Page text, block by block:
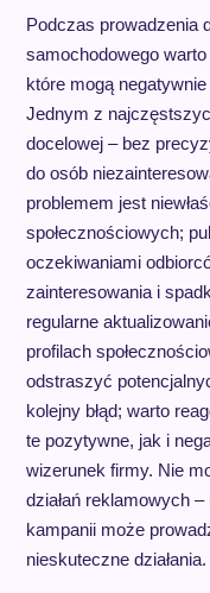
Podczas prowadzenia
samochodowego
które mogą
Jednym z
docelowej – bez
do osób
problemem jest
społecznościowych;
oczekiwaniami
zainteresowania i
regularne
profilach
odstraszyć
kolejny błąd; warto
te pozytywne, jak i
wizerunek firmy. Nie
działań reklamowych
kampanii może
nieskuteczne działania.